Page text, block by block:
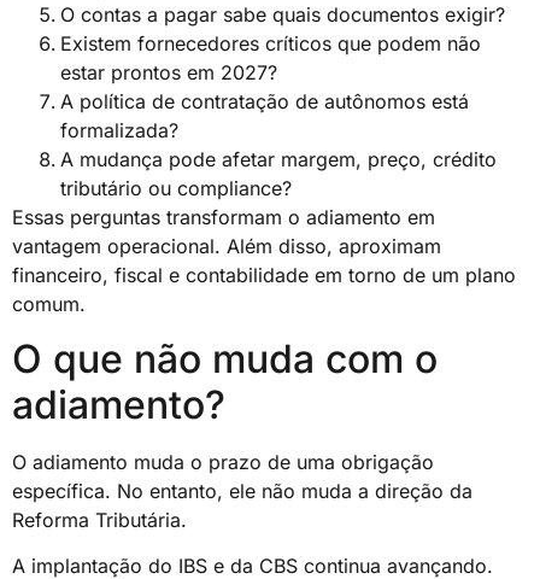
O contas a pagar sabe quais documentos exigir?
Existem fornecedores críticos que podem não
estar prontos em 2027?
A política de contratação de autônomos está
formalizada?
A mudança pode afetar margem, preço, crédito
tributário ou compliance?
Essas perguntas transformam o adiamento em
vantagem operacional. Além disso, aproximam
financeiro, fiscal e contabilidade em torno de um plano
comum.
O que não muda com o
adiamento?
O adiamento muda o prazo de uma obrigação
específica. No entanto, ele não muda a direção da
Reforma Tributária.
A implantação do IBS e da CBS continua avançando.